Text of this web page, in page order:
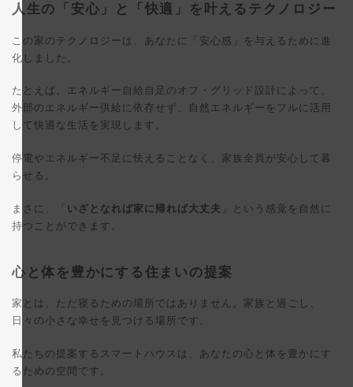
人生の「安心」と「快適」を叶えるテクノロジー
この家のテクノロジーは、あなたに「安心感」を与えるために進
化しました。
たとえば、エネルギー自給自足のオフ・グリッド設計によって、
外部のエネルギー供給に依存せず、自然エネルギーをフルに活用
して快適な生活を実現します。
停電やエネルギー不足に怯えることなく、家族全員が安心して暮
らせる。
まさに、「 いざとなれば家に帰れば大丈夫
」という感覚を自然に
持つことができます。
心と体を豊かにする住まいの提案
家とは、ただ寝るための場所ではありません。家族と過ごし、
日々の小さな幸せを見つける場所です。
私たちの提案するスマートハウスは、あなたの心と体を豊かにす
るための空間です。